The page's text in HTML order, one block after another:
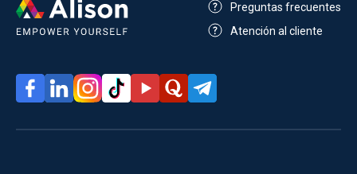
Preguntas frecuentes
Atención al cliente